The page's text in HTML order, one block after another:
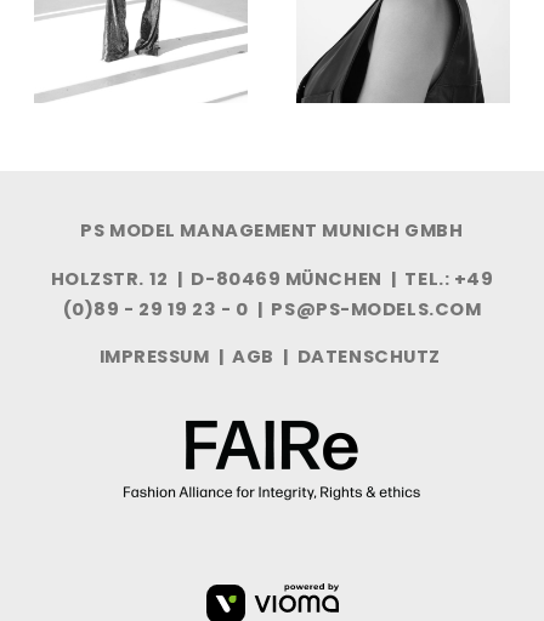
PS MODEL MANAGEMENT MUNICH GMBH
HOLZSTR. 12 | D-80469 MÜNCHEN | TEL.: +49
(0)89 - 29 19 23 - 0 | PS@PS-MODELS.COM
IMPRESSUM |AGB | DATENSCHUTZ
VIOMA